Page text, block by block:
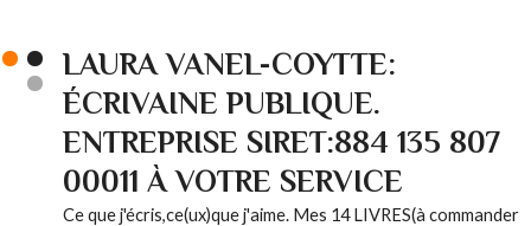
LAURA VANEL-COYTTE:
ÉCRIVAINE PUBLIQUE.
ENTREPRISE SIRET:884 135 807
00011 À VOTRE SERVICE
Ce que j'écris,ce(ux)que j'aime. Mes 14 LIVRES(à commander